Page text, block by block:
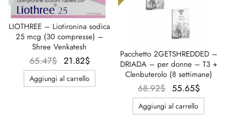
LIOTHREE – Liotironina sodica
25 mcg (30 compresse) –
Shree Venkatesh
65.47$
Il
prezzo
originale
21.82$
prezzo
attuale
Aggiungi al carrello
Pacchetto 2GETSHREDDED –
DRIADA – per donne – T3 +
Clenbuterolo (8 settimane)
68.92$
Il
prezzo
originale
55.65$
Aggiungi al carrello